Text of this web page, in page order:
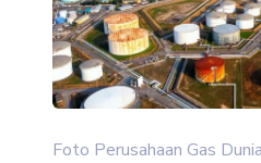
Foto Perusahaan Gas